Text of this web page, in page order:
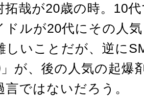
拓哉が20歳の時。10
ドルが20代にその人
しいことだが、逆に
が、後の人気の起爆
ではないだろう。